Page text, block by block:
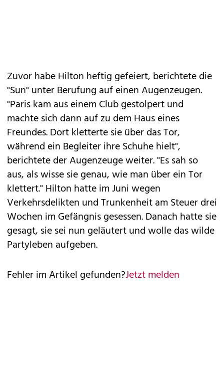
Zuvor habe Hilton heftig gefeiert, berichtete die
"Sun" unter Berufung auf einen Augenzeugen.
"Paris kam aus einem Club gestolpert und
machte sich dann auf zu dem Haus eines
Freundes. Dort kletterte sie über das Tor,
während ein Begleiter ihre Schuhe hielt",
berichtete der Augenzeuge weiter. "Es sah so
aus, als wisse sie genau, wie man über ein Tor
klettert." Hilton hatte im Juni wegen
Verkehrsdelikten und Trunkenheit am Steuer drei
Wochen im Gefängnis gesessen. Danach hatte sie
gesagt, sie sei nun geläutert und wolle das wilde
Partyleben aufgeben.
Fehler im Artikel gefunden?Jetzt melden